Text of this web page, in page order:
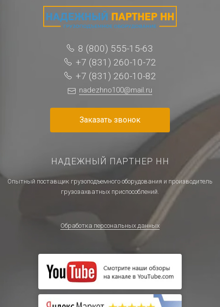
8 (800) 555-15-63
+7 (831) 260-10-72
+7 (831) 260-10-82
nadezhno100@mail.ru
Заказать звонок
НАДЕЖНЫЙ ПАРТНЕР НН
Опытный поставщик грузоподъемного оборудования и производитель
грузозахватных приспособлений.
Обработка персональных данных